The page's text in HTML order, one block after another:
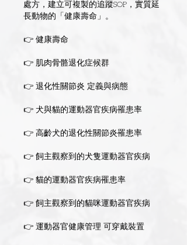
處方，建立可複製的追蹤SOP，實質延
長動物的「健康壽命」。
👉 健康壽命
👉 肌肉骨骼退化症候群
👉 退化性關節炎 定義與病態
👉 犬與貓的運動器官疾病罹患率
👉 高齡犬的退化性關節炎罹患率
👉 飼主觀察到的犬隻運動器官疾病
👉 貓的運動器官疾病罹患率
👉 飼主觀察到的貓咪運動器官疾病
👉 運動器官健康管理 可穿戴裝置